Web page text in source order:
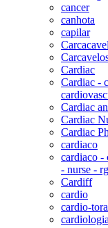
cancer
canhota
capilar
Cardiac
Cardiac -
Cardiac
Cardiac
Cardiac
cardiaco
cardiaco -
- nurse -
Cardiff
cardio
cardio-
cardiologia